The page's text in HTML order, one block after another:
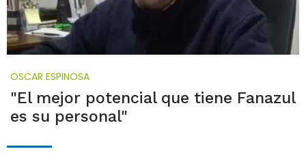
OSCAR ESPINOSA
"El mejor potencial que tiene Fanazul
es su personal"